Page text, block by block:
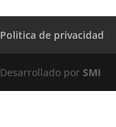
Politica de privacidad
Desarrollado porSMI